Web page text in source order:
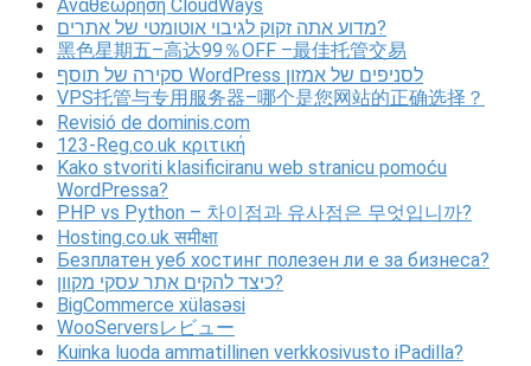
Αναθεώρηση CloudWays
מדוע אתה זקוק לגיבוי אוטומטי של אתרים?
黑色星期五–高达99％OFF –最佳托管交易
סקירה של תוסף WordPress לסניפים של אמזון
VPS托管与专用服务器–哪个是您网站的正确选择？
Revisió de dominis.com
123-Reg.co.uk κριτική
Kako stvoriti klasificiranu web stranicu pomoću
WordPressa?
PHP vs Python – 차이점과 유사점은 무엇입니까?
Hosting.co.uk समीक्षा
Безплатен уеб хостинг полезен ли е за бизнеса?
כיצד להקים אתר עסקי מקוון?
BigCommerce xülasəsi
WooServersレビュー
Kuinka luoda ammatillinen verkkosivusto iPadilla?